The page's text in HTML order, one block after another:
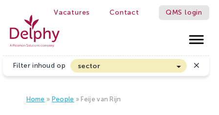
Vacatures Contact QMS login
Delphy
Filter inhoud op
sector
Biologische Land- en Tuinbouw
Home » People » Feije van Rijn